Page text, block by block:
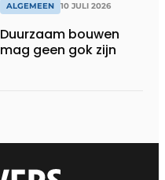
ALGEMEEN 10 JULI 2026
Duurzaam bouwen
mag geen gok zijn